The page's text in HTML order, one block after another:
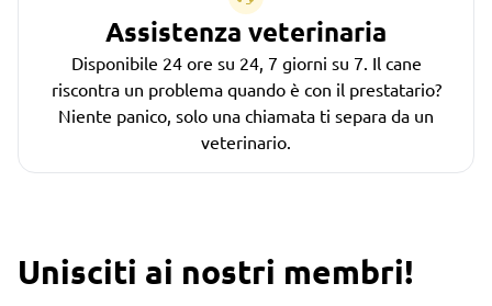
Assistenza veterinaria
Disponibile 24 ore su 24, 7 giorni su 7. Il cane
riscontra un problema quando è con il prestatario?
Niente panico, solo una chiamata ti separa da un
veterinario.
Unisciti ai nostri membri!